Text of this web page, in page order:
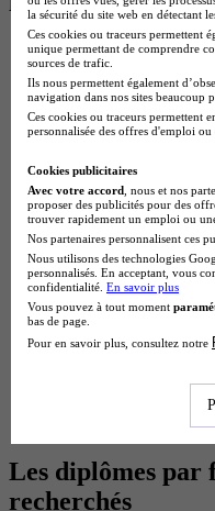
BTS Esf en alternance
BTS Dietetique en
BTS Mco en
BTS Pi en alternance
BTS Sp3s en
BTS Ndrc en alternance
BTS Sam en alternance
Cap Fleuriste en
BTS Sio en alternance
MSc Marketing Digital
BTS Gpme en
Cap Electricien en
BTS Gpn en alternance
BTS Domotique en
BAC Pro Agora en
BTS Iris en alternance
BTS Tpl en alternance
BTS Ati en alternance
Les diplômes par
recherchés
la sécurité du site web en détectant
Ces cookies ou traceurs permettent
unique permettant de comprendre
sources de trafic.
Ils nous permettent également
navigation dans nos sites beaucoup
Ces cookies ou traceurs permettent
personnalisée des offres d'emploi ou
Cookies publicitaires
Avec votre accord , nous et nos
proposer des publicités pour des
trouver rapidement un emploi ou
Nos partenaires personnalisent ces
Nous utilisons des technologies
personnalisés. En acceptant, vous
confidentialité. En savoir plus
Vous pouvez à tout moment
bas de page.
Pour en savoir plus, consultez notre